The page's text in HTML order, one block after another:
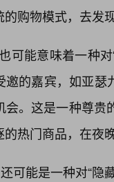
购物模式，去发
可能意味着一种
邀的嘉宾，如亚
会。这是一种尊
热门商品，在夜
可能是一种对“